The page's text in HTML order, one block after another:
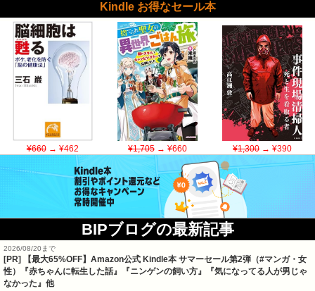
Kindle お得なセール本
¥660→ ¥462 ¥1,705→ ¥660 ¥1,300→ ¥390
BIPブログの最新記事
2026/08/20まで
[PR]
【最大65%OFF】Amazon公式 Kindle本 サマーセール第2弾（#マンガ・女
性）『赤ちゃんに転生した話』『ニンゲンの飼い方』『気になってる人が男じゃ
なかった』他